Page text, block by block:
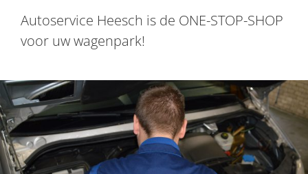
Autoservice Heesch is de ONE-STOP-SHOP
voor uw wagenpark!